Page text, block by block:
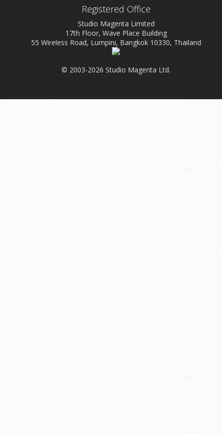
Registered Office
Studio Magenta Limited
17th Floor, Wave Place Building
55 Wireless Road, Lumpini, Bangkok 10330, Thailand
© 2003-2026 Studio Magenta Ltd.